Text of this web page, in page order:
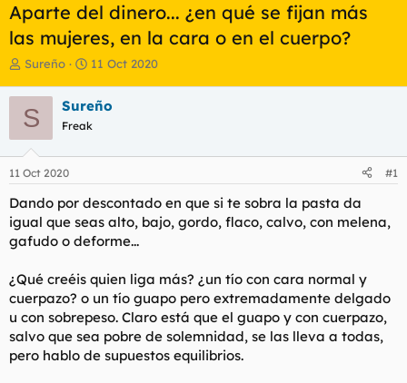
Aparte del dinero... ¿en qué se fijan más
las mujeres, en la cara o en el cuerpo?
I
i
c
i
a
d
o
d
e
l
e
a
Sureño
F
h
a
e
i
c
i
11 Oct 2020
S Sureño
Freak
11 Oct 2020 #1
Dando por descontado en que si te sobra la pasta da
igual que seas alto, bajo, gordo, flaco, calvo, con melena,
gafudo o deforme...
¿Qué creéis quien liga más? ¿un tío con cara normal y
cuerpazo? o un tío guapo pero extremadamente delgado
u con sobrepeso. Claro está que el guapo y con cuerpazo,
salvo que sea pobre de solemnidad, se las lleva a todas,
pero hablo de supuestos equilibrios.